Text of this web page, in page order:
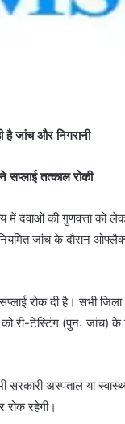
है जांच और निगरानी
सप्लाई तत्काल रोकी
दवाओं की गुणवत्ता को
जांच के दौरान
रोक दी है। सभी
री-टेस्टिंग (पुनः जांच)
सरकारी अस्पताल या
रोक रहेगी।